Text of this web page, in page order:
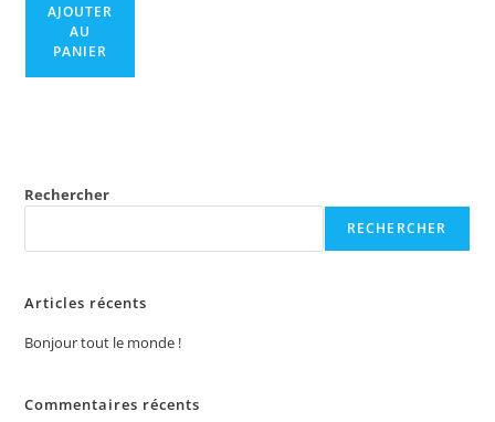
AJOUTER
AU
PANIER
Rechercher
RECHERCHER
Articles récents
Bonjour tout le monde !
Commentaires récents